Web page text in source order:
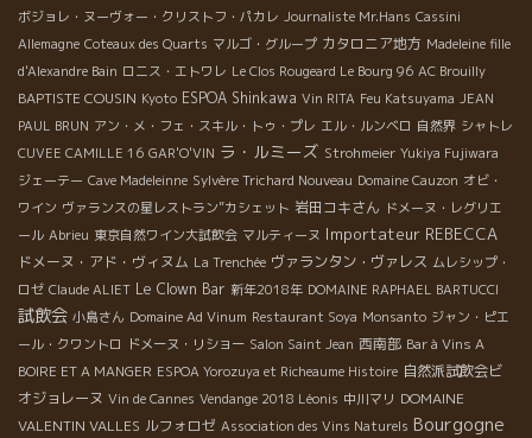
ボジョレ・ヌーヴォー・クリストフ・パカレ Journaliste Mr.Hans Cassini
Allemagne Coteaux des Quarts マルゴ・グループ カタロニア地方 Madeleine fille
d'Alexandre Bain ロニス・エトワレ Le Clos Rougeard Le Bourg 96 AC Brouilly
BAPTISTE COUSIN Kyoto ESPOA Shinkawa Vin RITA Feu Katsuyama JEAN
PAUL BRUN アン・メ・フェ・スキル・トゥ・プレ エル・ルンベロ 自然界 シャトレ
CUVEE CAMILLE 16 GAR'O'VIN ラ・ルミーズ Strohmeier Yukiya Fujiwara
ジェーテー Cave Madeleinne Sylvère Trichard Nouveau Domaine Cauzon オビ・
ワイン ヴァランスの星レストラン”カシェット 岩田コキさん ドメーヌ・レグリエ
ール Abrieu 東京自然ワイン大試飲会 マルティーヌ Importateur REBECCA
ドメーヌ・アド・ヴィヌム La Trenchée ヴァランタン・ヴァレス ムレシップ・
ロゼ Claude ALIET Le Clown Bar 新年2018年 DOMAINE RAPHAEL BARTUCCI
試飲会 小島さん Domaine Ad Vinum Restaurant Soya Monsanto ジャン・ピエ
ール・クワントロ ドメーヌ・リショー Salon Saint Jean 西南部 Bar à Vins A
BOIRE ET A MANGER ESPOA Yorozuya et Richeaume Histoire 自然派試飲会ビ
オジョレーヌ Vin de Cannes Vendange 2018 Léonis 中川マリ DOMAINE
VALENTIN VALLES ルフォロゼ Association des Vins Naturels Bourgogne